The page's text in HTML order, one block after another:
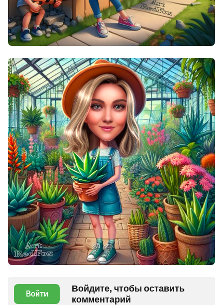
Войти
Войдите, чтобы оставить
комментарий